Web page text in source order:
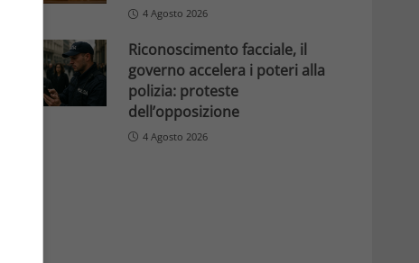
4 Agosto 2026
Riconoscimento facciale, il
governo accelera i poteri alla
polizia: proteste
dell’opposizione
4 Agosto 2026